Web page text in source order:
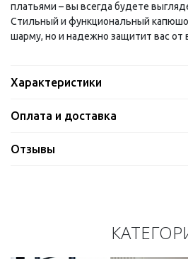
платьями – вы всегда будете
Стильный и функциональный
шарму, но и надежно защитит вас от
Характеристики
Оплата и доставка
Отзывы